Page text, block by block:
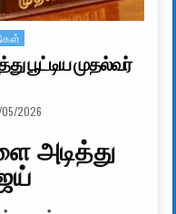
பூட்டிய முதல்வர்
DATE:
05/2026
அடித்து